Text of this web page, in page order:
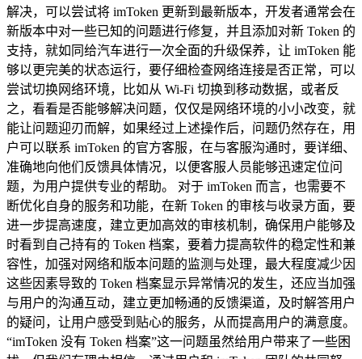
解决，可以尝试将 imToken 更新到最新版本，开发者通常会在
新版本中对一些已知的问题进行修复，并且添加对新 Token 的
支持，就如同给汽车进行一次全面的升级保养，让 imToken 能
够以更完美的状态运行，要仔细检查网络连接是否正常，可以
尝试切换网络环境，比如从 Wi-Fi 切换到移动数据，或者反
之，看看是否能够解决问题，仅仅是网络环境的小小改变，就
能让问题迎刃而解，如果经过上述操作后，问题仍然存在，用
户可以联系 imToken 的官方客服，在与客服沟通时，要详细、
准确地向他们反馈具体情况，以便客服人员能够迅速定位问
题，为用户提供专业的帮助。 对于 imToken 而言，也需要不
断优化自身的服务和功能，在新 Token 的审核与收录方面，要
进一步提高速度，建立更加高效的审核机制，确保用户能够及
时看到自己持有的 Token 档案，要着力提高软件的稳定性和兼
容性，加强对网络和版本问题的监测与处理，最大程度减少因
这些因素导致的 Token 档案显示异常情况的发生，还应当加强
与用户的沟通互动，建立更加畅通的反馈渠道，及时解答用户
的疑问，让用户感受到贴心的服务，从而提高用户的满意度。
“imToken 没有 Token 档案”这一问题虽然给用户带来了一些困